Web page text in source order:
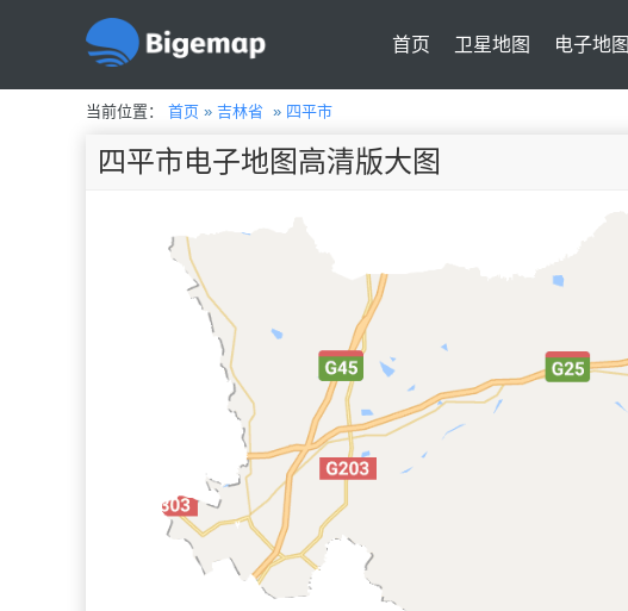
首页 卫星地图 电子地图
当前位置： 首页 » 吉林省 » 四平市
四平市电子地图高清版大图